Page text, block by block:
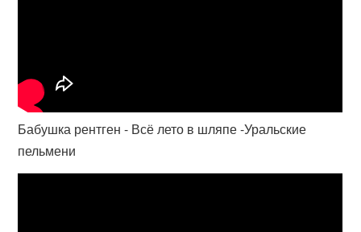
Бабушка рентген - Всё лето в шляпе -Уральские
пельмени